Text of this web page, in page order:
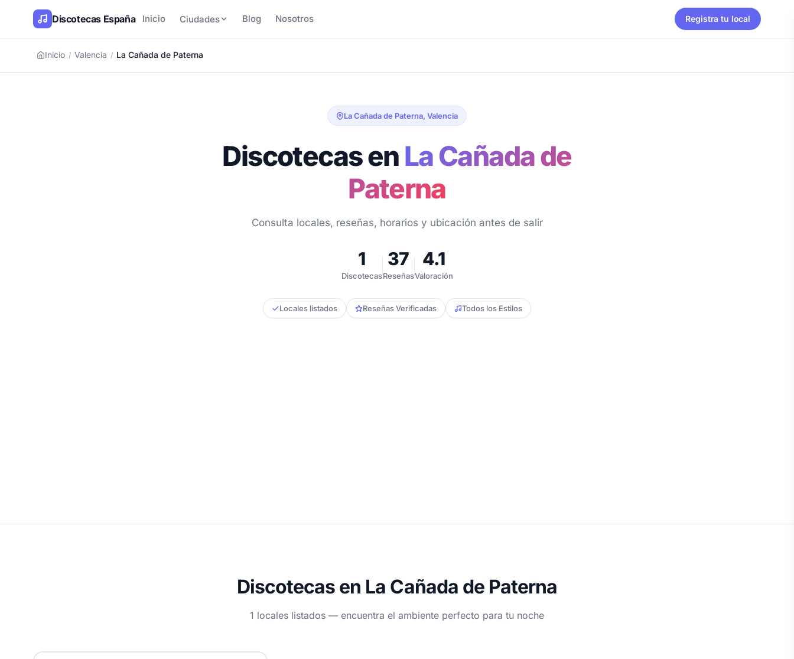
Discotecas España Inicio Ciudades Blog Nosotros Registra tu local
Inicio / Valencia / La Cañada de Paterna
La Cañada de Paterna, Valencia
Discotecas enLa Cañada de
Paterna
Consulta locales, reseñas, horarios y ubicación antes de salir
1
Discotecas
37
Reseñas
4.1
Valoración
Locales listados Reseñas Verificadas Todos los Estilos
Discotecas en La Cañada de Paterna
1 locales listados — encuentra el ambiente perfecto para tu noche